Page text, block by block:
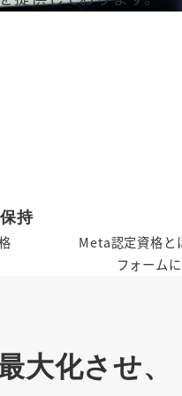
持
Meta認定資格と
フォーム
大化させ、